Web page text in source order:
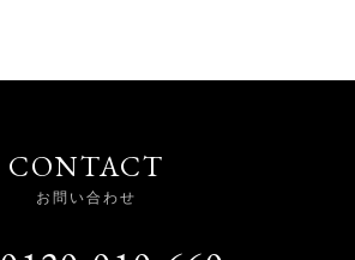
CONTACT
お問い合わせ